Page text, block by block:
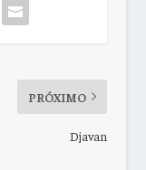
PRÓXIMO
Djavan